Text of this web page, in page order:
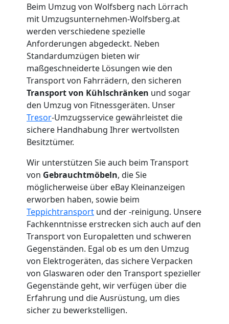
Beim Umzug von Wolfsberg nach Lörrach
mit Umzugsunternehmen-Wolfsberg.at
werden verschiedene spezielle
Anforderungen abgedeckt. Neben
Standardumzügen bieten wir
maßgeschneiderte Lösungen wie den
Transport von Fahrrädern, den sicheren
Transport von Kühlschränken und sogar
den Umzug von Fitnessgeräten. Unser
Tresor-Umzugsservice gewährleistet die
sichere Handhabung Ihrer wertvollsten
Besitztümer.
Wir unterstützen Sie auch beim Transport
von Gebrauchtmöbeln, die Sie
möglicherweise über eBay Kleinanzeigen
erworben haben, sowie beim
Teppichtransport und der -reinigung. Unsere
Fachkenntnisse erstrecken sich auch auf den
Transport von Europaletten und schweren
Gegenständen. Egal ob es um den Umzug
von Elektrogeräten, das sichere Verpacken
von Glaswaren oder den Transport spezieller
Gegenstände geht, wir verfügen über die
Erfahrung und die Ausrüstung, um dies
sicher zu bewerkstelligen.
Mini
Umzug
Wolfsberg
Umzug
Mann
LKW
Wolfsberg
Kunsttransport
Wolfsberg